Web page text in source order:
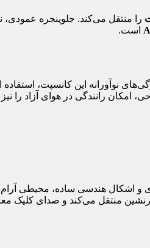
را منتقل می‌کند. جلوپنجره
است.
نوآورانه این کانسپت،
رانندگی در هوای آزاد را
اشکال هندسی ساده، محیطی آرام و
منتقل می‌کند و صدای کلیک